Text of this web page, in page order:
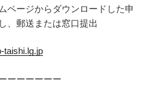
ページからダウンロードした申
、郵送または窓口提出
taishi.lg.jp
ーーーーーー